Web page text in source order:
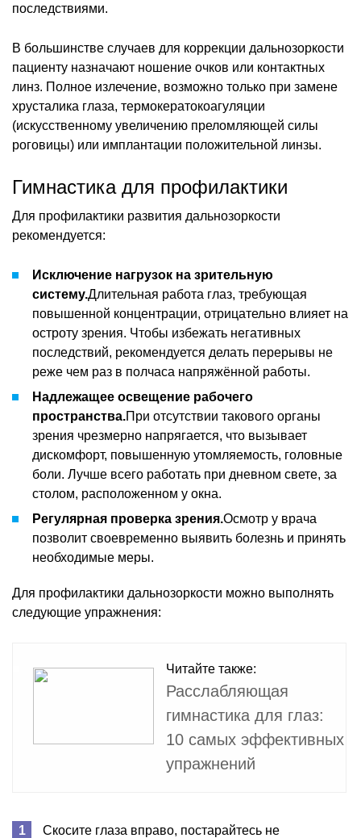
последствиями.
В большинстве случаев для коррекции дальнозоркости
пациенту назначают ношение очков или контактных
линз. Полное излечение, возможно только при замене
хрусталика глаза, термокератокоагуляции
(искусственному увеличению преломляющей силы
роговицы) или имплантации положительной линзы.
Гимнастика для профилактики
Для профилактики развития дальнозоркости
рекомендуется:
Исключение нагрузок на зрительную
систему.Длительная работа глаз, требующая
повышенной концентрации, отрицательно влияет на
остроту зрения. Чтобы избежать негативных
последствий, рекомендуется делать перерывы не
реже чем раз в полчаса напряжённой работы.
Надлежащее освещение рабочего
пространства.При отсутствии такового органы
зрения чрезмерно напрягается, что вызывает
дискомфорт, повышенную утомляемость, головные
боли. Лучше всего работать при дневном свете, за
столом, расположенном у окна.
Регулярная проверка зрения.Осмотр у врача
позволит своевременно выявить болезнь и принять
необходимые меры.
Для профилактики дальнозоркости можно выполнять
следующие упражнения:
Читайте также:
Расслабляющая
гимнастика для глаз:
10 самых эффективных
упражнений
Скосите глаза вправо, постарайтесь не